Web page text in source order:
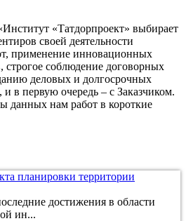
«Татдорпроект» выбирает
своей деятельности
применение инновационных
строгое соблюдение договорных
деловых и долгосрочных
в первую очередь – с Заказчиком.
данных нам работ в короткие
планировки территории
достижения в области
ин...